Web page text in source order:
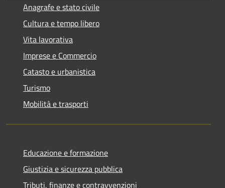
Anagrafe e stato civile
Cultura e tempo libero
Vita lavorativa
Imprese e Commercio
Catasto e urbanistica
Turismo
Mobilità e trasporti
Educazione e formazione
Giustizia e sicurezza pubblica
Tributi, finanze e contravvenzioni